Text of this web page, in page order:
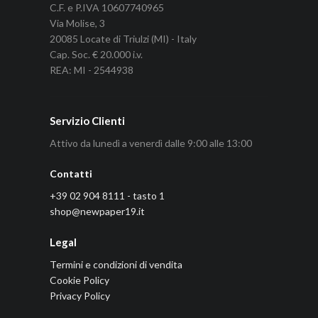
C.F. e P.IVA 10607740965
Via Molise, 3
20085 Locate di Triulzi (MI) - Italy
Cap. Soc. € 20.000 i.v.
REA: MI - 2544938
Servizio Clienti
Attivo da lunedì a venerdì dalle 9:00 alle 13:00
Contatti
+39 02 904 8111 - tasto 1
shop@newpaper19.it
Legal
Termini e condizioni di vendita
Cookie Policy
Privacy Policy